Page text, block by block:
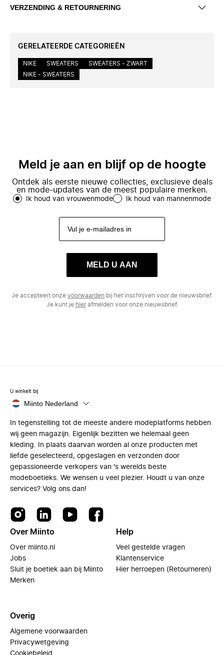
VERZENDING & RETOURNERING
GERELATEERDE CATEGORIEËN
NIKE SWEATERS
SWEATERS - ZWART
NIKE - SWEATERS
Meld je aan en blijf op de hoogte
Ontdek als eerste nieuwe collecties, exclusieve deals
en mode-updates van de meest populaire merken.
Ik houd van vrouwenmode Ik houd van mannenmode
MELD U AAN
Je accepteert onze voorwaarden bij het inschrijven voor de nieuwsbrief.
Je kunt je hierafmelden voor onze nieuwsbrief.
U winkelt bij
Miinto Nederland
In tegenstelling tot de meeste andere modeplatforms hebben
wij geen magazijn. Eigenlijk bezitten we helemaal geen
kleding. In plaats daarvan worden al onze producten met
liefde geselecteerd, opgeslagen en verzonden door
gepassioneerde verkopers van 's werelds beste
modeboetieks. We wensen u veel plezier. Houdt u van onze
services? Volg ons dan!
Over Miinto
Over miinto.nl
Jobs
Sluit je boetiek aan bij Miinto
Merken
Help
Veel gestelde vragen
Klantenservice
Hier herroepen (Retourneren)
Overig
Algemene voorwaarden
Privacywetgeving
Cookiebeleid